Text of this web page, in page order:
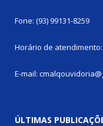
Fone: (93) 99131-8259
Horário de atendimento:
E-mail:
ÚLTIMAS